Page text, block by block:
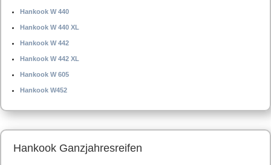
Hankook W 440
Hankook W 440 XL
Hankook W 442
Hankook W 442 XL
Hankook W 605
Hankook W452
Hankook Ganzjahresreifen